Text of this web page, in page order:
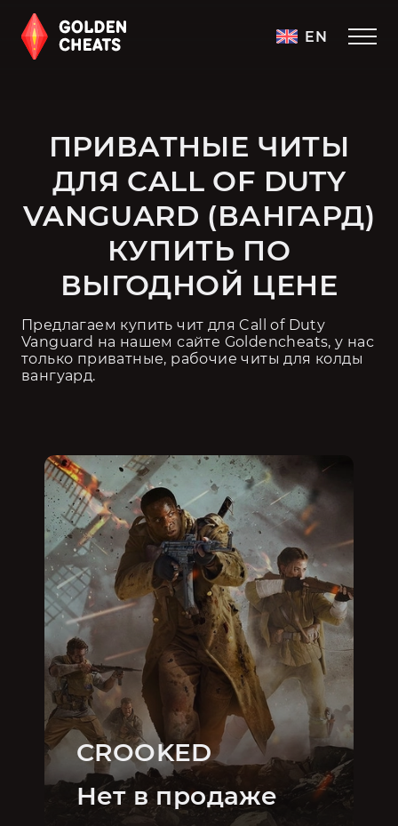
EN
ПРИВАТНЫЕ ЧИТЫ
ДЛЯ CALL OF DUTY
VANGUARD (ВАНГАРД)
КУПИТЬ ПО
ВЫГОДНОЙ ЦЕНЕ
Предлагаем купить чит для Call of Duty
Vanguard на нашем сайте Goldencheats, у нас
только приватные, рабочие читы для колды
вангуард.
CROOKED
Нет в продаже